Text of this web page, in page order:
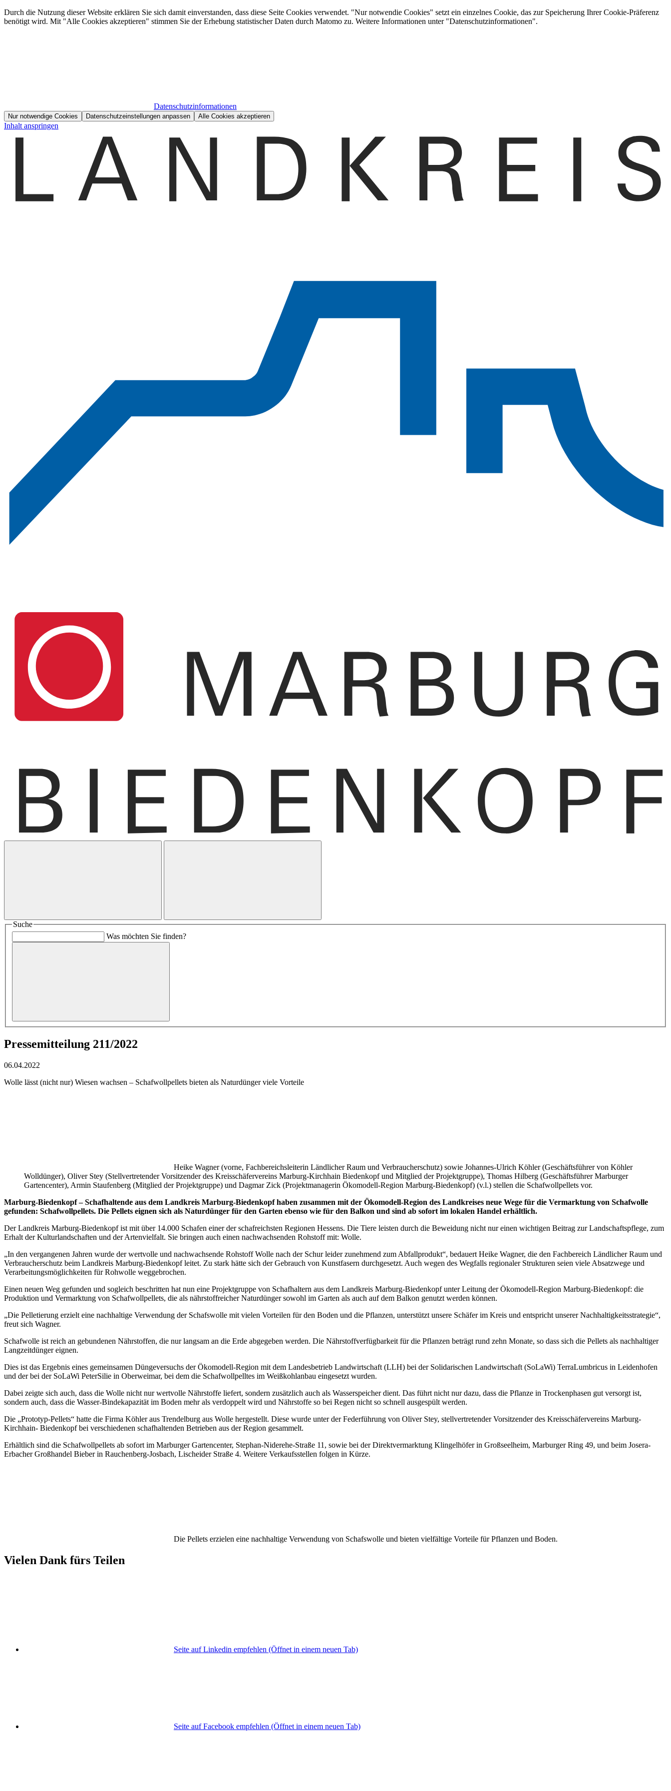
Durch die Nutzung dieser Website erklären Sie sich damit einverstanden, dass diese Seite Cookies verwendet. "Nur notwendie Cookies" setzt ein einzelnes Cookie, das zur Speicherung Ihrer Cookie-Präferenz
benötigt wird. Mit "Alle Cookies akzeptieren" stimmen Sie der Erhebung statistischer Daten durch Matomo zu. Weitere Informationen unter "Datenschutzinformationen".
Datenschutzinformationen
Nur notwendige Cookies Datenschutzeinstellungen anpassen Alle Cookies akzeptieren
Inhalt anspringen
Suche
Was möchten Sie finden?
Pressemitteilung 211/2022
06.04.2022
Wolle lässt (nicht nur) Wiesen wachsen – Schafwollpellets bieten als Naturdünger viele Vorteile
Heike Wagner (vorne, Fachbereichsleiterin Ländlicher Raum und Verbraucherschutz) sowie Johannes-Ulrich Köhler (Geschäftsführer von Köhler
Wolldünger), Oliver Stey (Stellvertretender Vorsitzender des Kreisschäfervereins Marburg-Kirchhain Biedenkopf und Mitglied der Projektgruppe), Thomas Hilberg (Geschäftsführer Marburger
Gartencenter), Armin Staufenberg (Mitglied der Projektgruppe) und Dagmar Zick (Projektmanagerin Ökomodell-Region Marburg-Biedenkopf) (v.l.) stellen die Schafwollpellets vor.
Marburg-Biedenkopf – Schafhaltende aus dem Landkreis Marburg-Biedenkopf haben zusammen mit der Ökomodell-Region des Landkreises neue Wege für die Vermarktung von Schafwolle
gefunden: Schafwollpellets. Die Pellets eignen sich als Naturdünger für den Garten ebenso wie für den Balkon und sind ab sofort im lokalen Handel erhältlich.
Der Landkreis Marburg-Biedenkopf ist mit über 14.000 Schafen einer der schafreichsten Regionen Hessens. Die Tiere leisten durch die Beweidung nicht nur einen wichtigen Beitrag zur Landschaftspflege, zum
Erhalt der Kulturlandschaften und der Artenvielfalt. Sie bringen auch einen nachwachsenden Rohstoff mit: Wolle.
„In den vergangenen Jahren wurde der wertvolle und nachwachsende Rohstoff Wolle nach der Schur leider zunehmend zum Abfallprodukt“, bedauert Heike Wagner, die den Fachbereich Ländlicher Raum und
Verbraucherschutz beim Landkreis Marburg-Biedenkopf leitet. Zu stark hätte sich der Gebrauch von Kunstfasern durchgesetzt. Auch wegen des Wegfalls regionaler Strukturen seien viele Absatzwege und
Verarbeitungsmöglichkeiten für Rohwolle weggebrochen.
Einen neuen Weg gefunden und sogleich beschritten hat nun eine Projektgruppe von Schafhaltern aus dem Landkreis Marburg-Biedenkopf unter Leitung der Ökomodell-Region Marburg-Biedenkopf: die
Produktion und Vermarktung von Schafwollpellets, die als nährstoffreicher Naturdünger sowohl im Garten als auch auf dem Balkon genutzt werden können.
„Die Pelletierung erzielt eine nachhaltige Verwendung der Schafswolle mit vielen Vorteilen für den Boden und die Pflanzen, unterstützt unsere Schäfer im Kreis und entspricht unserer Nachhaltigkeitsstrategie“,
freut sich Wagner.
Schafwolle ist reich an gebundenen Nährstoffen, die nur langsam an die Erde abgegeben werden. Die Nährstoffverfügbarkeit für die Pflanzen beträgt rund zehn Monate, so dass sich die Pellets als nachhaltiger
Langzeitdünger eignen.
Dies ist das Ergebnis eines gemeinsamen Düngeversuchs der Ökomodell-Region mit dem Landesbetrieb Landwirtschaft (LLH) bei der Solidarischen Landwirtschaft (SoLaWi) TerraLumbricus in Leidenhofen
und der bei der SoLaWi PeterSilie in Oberweimar, bei dem die Schafwollpelltes im Weißkohlanbau eingesetzt wurden.
Dabei zeigte sich auch, dass die Wolle nicht nur wertvolle Nährstoffe liefert, sondern zusätzlich auch als Wasserspeicher dient. Das führt nicht nur dazu, dass die Pflanze in Trockenphasen gut versorgt ist,
sondern auch, dass die Wasser-Bindekapazität im Boden mehr als verdoppelt wird und Nährstoffe so bei Regen nicht so schnell ausgespült werden.
Die „Prototyp-Pellets“ hatte die Firma Köhler aus Trendelburg aus Wolle hergestellt. Diese wurde unter der Federführung von Oliver Stey, stellvertretender Vorsitzender des Kreisschäfervereins Marburg-
Kirchhain- Biedenkopf bei verschiedenen schafhaltenden Betrieben aus der Region gesammelt.
Erhältlich sind die Schafwollpellets ab sofort im Marburger Gartencenter, Stephan-Niderehe-Straße 11, sowie bei der Direktvermarktung Klingelhöfer in Großseelheim, Marburger Ring 49, und beim Josera-
Erbacher Großhandel Bieber in Rauchenberg-Josbach, Lischeider Straße 4. Weitere Verkaufsstellen folgen in Kürze.
Die Pellets erzielen eine nachhaltige Verwendung von Schafswolle und bieten vielfältige Vorteile für Pflanzen und Boden.
Vielen Dank fürs Teilen
Seite auf Linkedin empfehlen (Öffnet in einem neuen Tab)
Seite auf Facebook empfehlen (Öffnet in einem neuen Tab)